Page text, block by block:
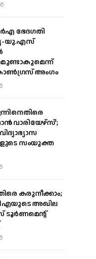
ഭേദഗതി
യു.എസ്
അംഗം
വാരിയേഴ്‌സ്’;
സംയുക്ത
കരുനീക്കാം;
അഖില
ടൂർണമെന്റ്